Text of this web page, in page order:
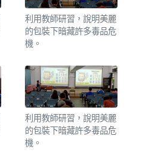
利用教師研習，說明美麗
的包裝下暗藏許多毒品危
機。
利用教師研習，說明美麗
的包裝下暗藏許多毒品危
機。